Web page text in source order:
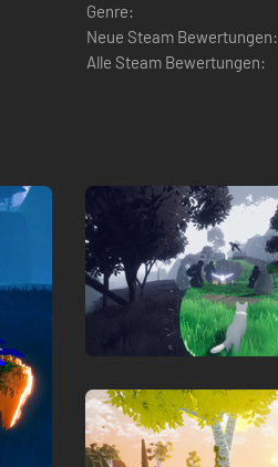
Genre:
Neue Steam Bewertungen:
Alle Steam Bewertungen: